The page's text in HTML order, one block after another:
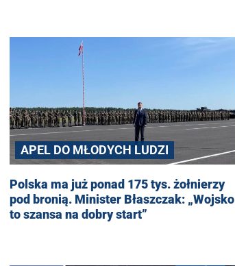
APEL DO MŁODYCH LUDZI
Polska ma już ponad 175 tys. żołnierzy
pod bronią. Minister Błaszczak: „Wojsko
to szansa na dobry start”